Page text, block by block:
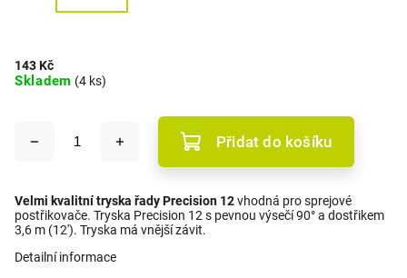
143 Kč
Skladem (4 ks)
Přidat do košíku
Velmi kvalitní tryska řady Precision 12vhodná pro sprejové
postřikovače. Tryska Precision 12 s pevnou výsečí 90° a dostřikem
3,6 m (12'). Tryska má vnější závit.
Detailní informace